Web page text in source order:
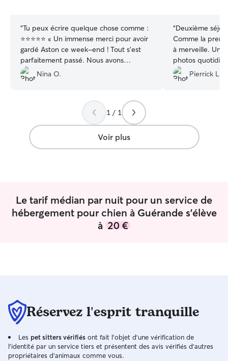
“Tu peux écrire quelque chose comme :
⭐⭐⭐⭐⭐ « Un immense merci pour avoir
gardé Aston ce week-end ! Tout s’est
parfaitement passé. Nous avons
retrouvé notre Golden Retriever en
pleine forme, heureux et très bien pris
l’attention, la bienveillance et l’amour
des animaux. Nous avons eu des
nouvelles régulièrement, ce qui est très
rassurant. Nous recommandons cette
garde les yeux fermés et n’hésiterons
l’avons retrouvé détendu, heureux et
parfaitement pris en charge. Merci pour
votre gentillesse, votre disponibilité et
les nouvelles données pendant son
Nina O.
“Deuxième
Comme la
à merveille. Un compte rendu et des
photos
la sentait
Merci beaucoup
Pierrick L.
1 / 1
Voir plus
Le tarif médian par nuit pour un service de
hébergement pour chien à Guérande s'élève
à 20 €
Réservez l'esprit tranquille
Les pet sitters vérifiés ont fait l'objet d'une vérification de
l'identité par un service tiers et présentent des avis vérifiés d'autres
propriétaires d'animaux comme vous.